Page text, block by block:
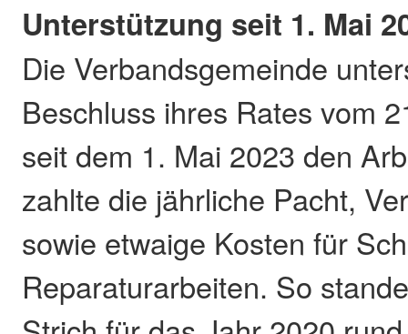
Unterstützung seit 1. Mai
Die Verbandsgemeinde
Beschluss ihres Rates vom
seit dem 1. Mai 2023 den
zahlte die jährliche Pacht,
sowie etwaige Kosten für
Reparaturarbeiten. So